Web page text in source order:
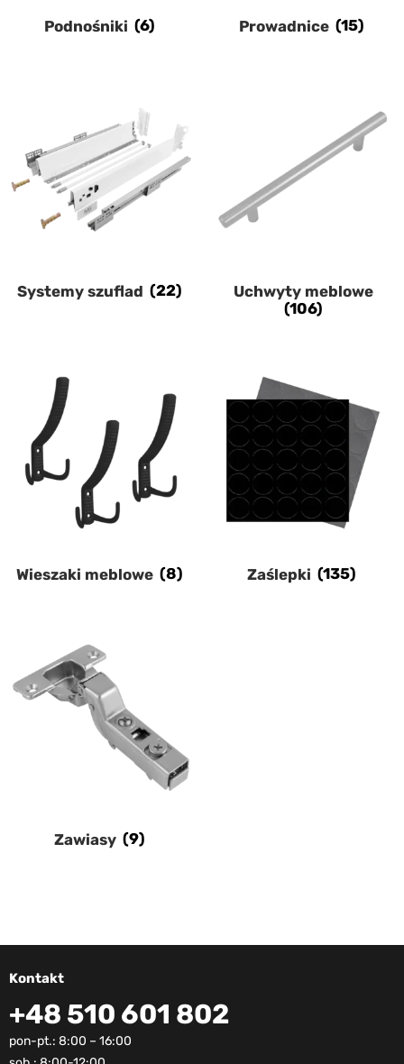
Podnośniki (6) Prowadnice (15)
Systemy szuflad (22)
Uchwyty meblowe
(106)
Wieszaki meblowe (8) Zaślepki (135)
Zawiasy (9)
Kontakt
+48 510 601 802
pon-pt.: 8:00 – 16:00